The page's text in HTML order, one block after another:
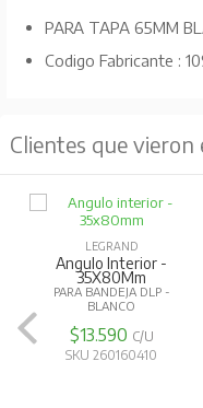
PARA TAPA 65MM
Codigo Fabricante :
Clientes que
LEGRAND
Angulo Interior -
35X80Mm
PARA BANDEJA DLP -
BLANCO
$13.590 C/U
SKU 260160410